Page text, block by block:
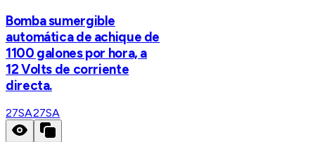
Bomba sumergible
automática de achique de
1100 galones por hora, a
12 Volts de corriente
directa.
27SA27SA